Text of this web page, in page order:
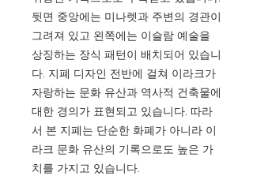
뒷면 중앙에는 미나렛과 주변의 경관이
그려져 있고 왼쪽에는 이슬람 예술을
상징하는 장식 패턴이 배치되어 있습니
다. 지폐 디자인 전반에 걸쳐 이라크가
자랑하는 문화 유산과 역사적 건축물에
대한 경의가 표현되고 있습니다. 따라
서 본 지폐는 단순한 화폐가 아니라 이
라크 문화 유산의 기록으로도 높은 가
치를 가지고 있습니다.